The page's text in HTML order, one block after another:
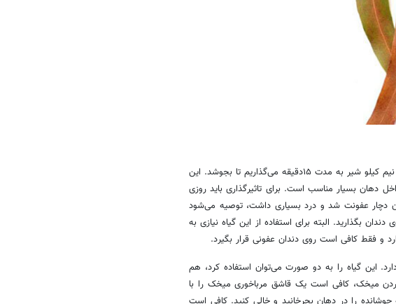
۵۰‌گرم انجیر زرد شیرازی (‌انجیر خشک در آجیل‌ها) ‌را به‌همراه نیم کیلو شیر به مدت ۱۵‌دقیقه می‌گذاریم تا بجوشد. این
دهان بسیار مناسب است. برای تاثیرگذاری باید روزی
دچار عفونت شد و درد بسیاری داشت، توصیه می‌شود
بگذارید. البته برای استفاده از این گیاه نیازی به
و فقط کافی است روی دندان عفونی قرار بگیرد.
این گیاه را به دو صورت می‌توان استفاده کرد، هم
میخک، کافی است یک قاشق مرباخوری میخک را با
از این مرحله جوشانده را در دهان بچرخانید و خالی کنید. کافی است